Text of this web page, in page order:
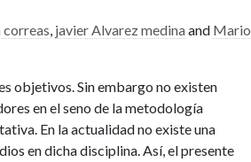
, javier Alvarez medinaand Mario
objetivos. Sin embargo no existen
en el seno de la metodología
En la actualidad no existe una
en dicha disciplina. Así, el presente